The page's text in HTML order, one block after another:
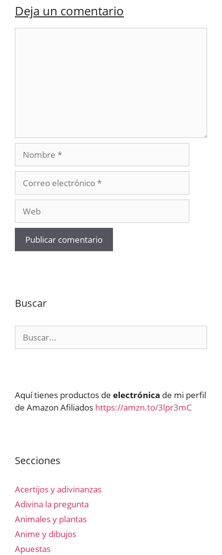
Deja un comentario
electrónico
Buscar
Aquí tienes productos de electrónica de mi perfil
de Amazon Afiliados https://amzn.to/3lpr3mC
Secciones
Acertijos y adivinanzas
Adivina la pregunta
Animales y plantas
Anime y dibujos
Apuestas